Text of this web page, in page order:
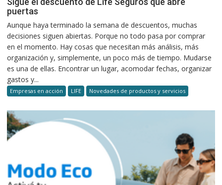
puertas
Aunque haya terminado la semana de descuentos, muchas
decisiones siguen abiertas. Porque no todo pasa por comprar
en el momento. Hay cosas que necesitan más análisis, más
organización y, simplemente, un poco más de tiempo. Mudarse
es una de ellas. Encontrar un lugar, acomodar fechas, organizar
gastos y...
Empresas en acción LIFE Novedades de productos y servicios